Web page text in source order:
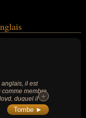
il est
membre
duquel il
membres du
et
+
+
Tombe ►